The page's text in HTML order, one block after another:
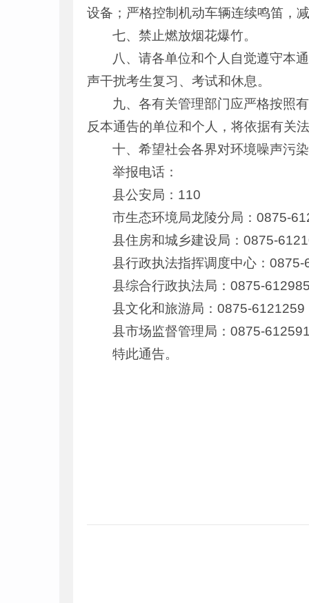
设备；严格控制机动车辆连续鸣笛，
七、禁止燃放烟花爆竹。
八、请各单位和个人自觉遵守本
声干扰考生复习、考试和休息。
九、各有关管理部门应严格按照
反本通告的单位和个人，将依据有关
十、希望社会各界对环境噪声污
举报电话：
县公安局：110
市生态环境局龙陵分局：0875-
县住房和城乡建设局：0875-
县行政执法指挥调度中心：
县综合行政执法局：0875-
县文化和旅游局：0875-6121259
县市场监督管理局：0875-
特此通告。